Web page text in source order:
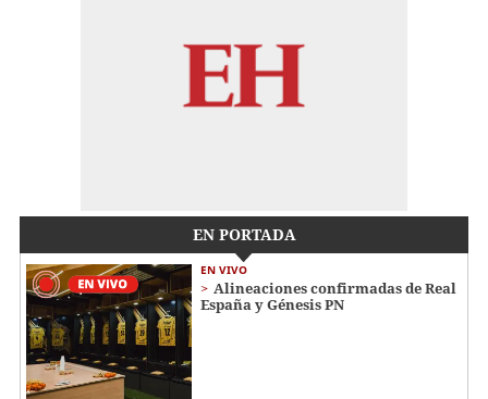
EN PORTADA
EN VIVO
Alineaciones confirmadas de Real
España y Génesis PN